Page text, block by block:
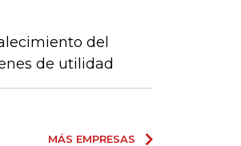
del
de utilidad
MÁS EMPRESAS